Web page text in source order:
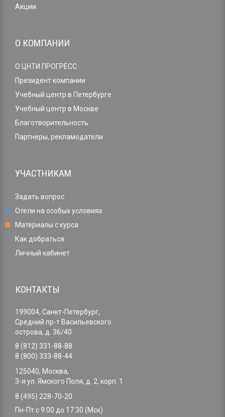
Акции
О КОМПАНИИ
О ЦНТИ ПРОГРЕСС
Президент компании
Учебный центр в Петербурге
Учебный центр в Москве
Благотворительность
Партнеры, рекламодатели
УЧАСТНИКАМ
Задать вопрос
Отели на особых условиях
Материалы с курса
Как добраться
Личный кабинет
КОНТАКТЫ
199004, Санкт-Петербург,
Средний пр-т Васильевского
острова, д. 36/40
8 (812) 331-88-88
8 (800) 333-88-44
125040, Москва,
3-я ул. Ямского Поля, д. 2, корп. 1
8 (495) 228-70-20
Пн-Пт с 9:00 до 17:30 (Мск)